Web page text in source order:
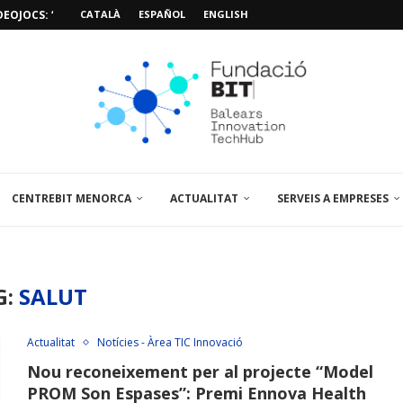
3D PER A...CATALÀ ESPAÑOL ENGLISH
CENTREBIT MENORCA ACTUALITAT SERVEIS A EMPRESES
SALUT
Actualitat Notícies - Àrea TIC Innovació
Nou reconeixement per al projecte “Model
PROM Son Espases”: Premi Ennova Health